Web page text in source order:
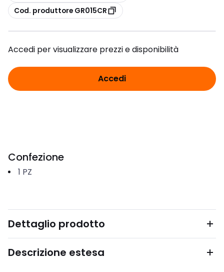
copia
Cod. produttore GR015CR
Accedi per visualizzare prezzi e disponibilità
Accedi
Confezione
1 PZ
Dettaglio prodotto
Descrizione estesa